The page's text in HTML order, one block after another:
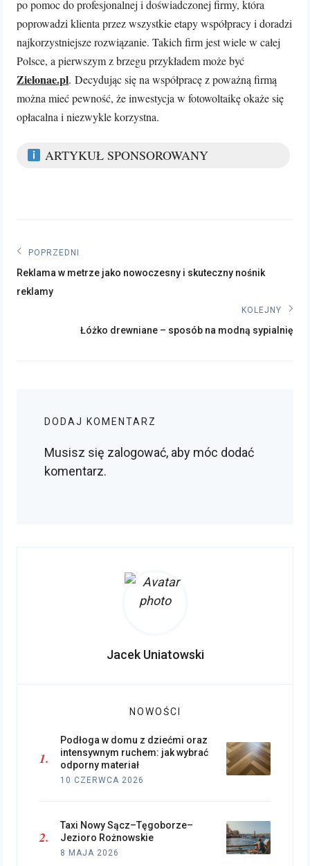
po pomoc do profesjonalnej i doświadczonej firmy, która
poprowadzi klienta przez wszystkie etapy współpracy i doradzi
najkorzystniejsze rozwiązanie. Takich firm jest wiele w całej
Polsce, a pierwszym z brzegu przykładem może być
Zielonae.pl. Decydując się na współpracę z poważną firmą
można mieć pewność, że inwestycja w fotowoltaikę okaże się
opłacalna i niezwykle korzystna.
ARTYKUŁ SPONSOROWANY
Nawigacja
wpisu
POPRZEDNI
Poprzedni
post:
Reklama w metrze jako nowoczesny i skuteczny nośnik
reklamy
KOLEJNY
Kolejny
Łóżko drewniane – sposób na modną sypialnię
DODAJ KOMENTARZ
Musisz się zalogować, aby móc dodać
komentarz.
Jacek Uniatowski
NOWOŚCI
Podłoga w domu z dziećmi oraz
intensywnym ruchem: jak wybrać
odporny materiał
10 CZERWCA 2026
Taxi Nowy Sącz–Tęgoborze–
Jezioro Rożnowskie
8 MAJA 2026